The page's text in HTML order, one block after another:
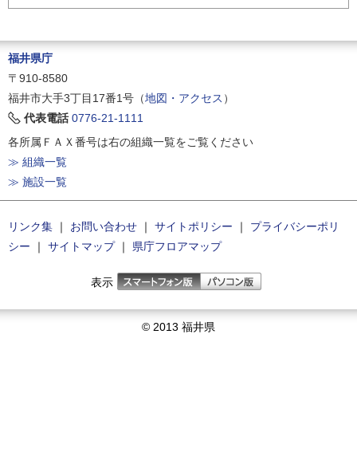
福井県庁
〒910-8580
福井市大手3丁目17番1号（地図・アクセス ）
代表電話 0776-21-1111
各所属ＦＡＸ番号は右の組織一覧をご覧ください
≫ 組織一覧
≫ 施設一覧
リンク集 ｜ お問い合わせ ｜ サイトポリシー ｜
プライバシーポリ
シー ｜ サイトマップ｜ 県庁フロアマップ
表示
© 2013 福井県